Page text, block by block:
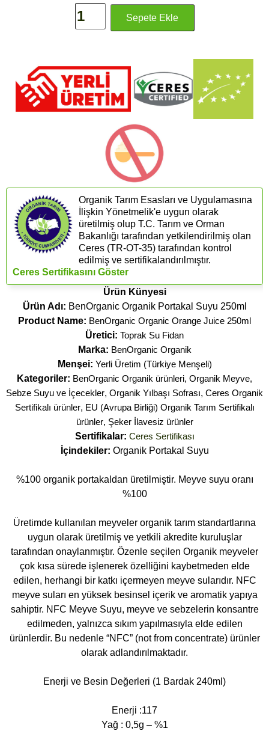
Organik Tarım Esasları ve Uygulamasına
İlişkin Yönetmelik'e uygun olarak
üretilmiş olup T.C. Tarım ve Orman
Bakanlığı tarafından yetkilendirilmiş olan
Ceres (​TR-OT-35) tarafından kontrol
edilmiş ve sertifikalandırılmıştır.
Ceres Sertifikasını Göster
Ürün Künyesi
Ürün Adı: BenOrganic Organik Portakal Suyu 250ml
Product Name: BenOrganic Organic Orange Juice 250ml
Üretici: Toprak Su Fidan
Marka: BenOrganic Organik
Menşei: Yerli Üretim (Türkiye Menşeli)
Kategoriler: BenOrganic Organik ürünleri, Organik Meyve,
Sebze Suyu ve İçecekler, Organik Yılbaşı Sofrası, Ceres Organik
Sertifikalı ürünler, EU (Avrupa Birliği) Organik Tarım Sertifikalı
ürünler, Şeker İlavesiz ürünler
Sertifikalar: Ceres Sertifikası
İçindekiler: Organik Portakal Suyu
%100 organik portakaldan üretilmiştir. Meyve suyu oranı
%100
Üretimde kullanılan meyveler organik tarım standartlarına
uygun olarak üretilmiş ve yetkili akredite kuruluşlar
tarafından onaylanmıştır. Özenle seçilen Organik meyveler
çok kısa sürede işlenerek özelliğini kaybetmeden elde
edilen, herhangi bir katkı içermeyen meyve sularıdır. NFC
meyve suları en yüksek besinsel içerik ve aromatik yapıya
sahiptir. NFC Meyve Suyu, meyve ve sebzelerin konsantre
edilmeden, yalnızca sıkım yapılmasıyla elde edilen
ürünlerdir. Bu nedenle “NFC” (not from concentrate) ürünler
olarak adlandırılmaktadır.
Enerji ve Besin Değerleri (1 Bardak 240ml)
Enerji :117
Yağ : 0,5g – %1